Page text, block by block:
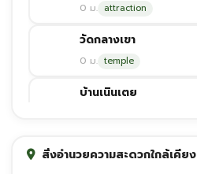
0 ม. attraction
วัดกลางเขา
0 ม. temple
บ้านเนินเตย
สิ่งอำนวยความสะดวกใกล้เคียง